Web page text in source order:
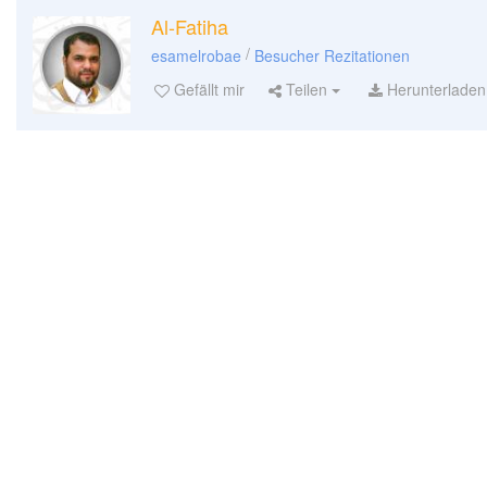
Al-Fatiha
esamelrobae / Besucher Rezitationen
Gefällt mir
Teilen Herunterladen